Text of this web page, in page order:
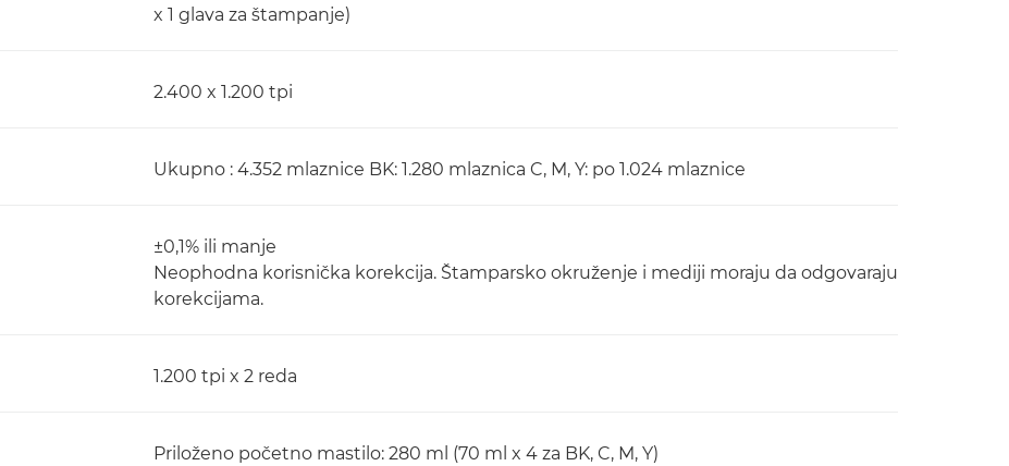
x 1 glava za štampanje)
2.400 x 1.200 tpi
Ukupno : 4.352 mlaznice BK: 1.280 mlaznica C, M, Y: po 1.024 mlaznice
±0,1% ili manje
Neophodna korisnička korekcija. Štamparsko okruženje i mediji moraju da odgovaraju
korekcijama.
1.200 tpi x 2 reda
Priloženo početno mastilo: 280 ml (70 ml x 4 za BK, C, M, Y)